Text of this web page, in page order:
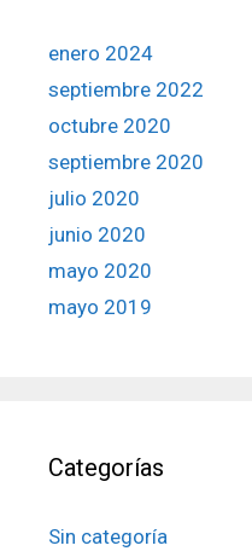
enero 2024
septiembre 2022
octubre 2020
septiembre 2020
julio 2020
junio 2020
mayo 2020
mayo 2019
Categorías
Sin categoría